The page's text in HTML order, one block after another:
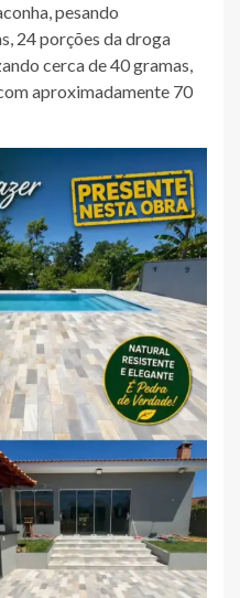
pesando
24 porções da droga
cerca de 40 gramas,
aproximadamente 70